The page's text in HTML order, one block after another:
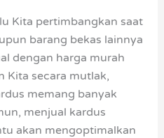
Kita pertimbangkan saat
barang bekas lainnya
dengan harga murah
Kita secara mutlak,
memang banyak
menjual kardus
akan mengoptimalkan